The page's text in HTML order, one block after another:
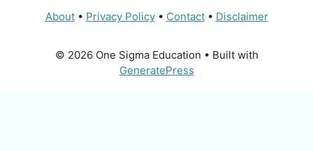
About• Privacy Policy• Contact• Disclaimer
© 2026 One Sigma Education • Built with
GeneratePress